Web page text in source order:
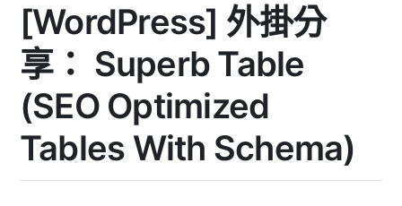
[WordPress] 外掛分
享： Superb Table
(SEO Optimized
Tables With Schema)